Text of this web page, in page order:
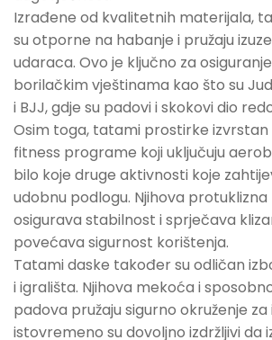
Izrađene od kvalitetnih materijala,
su otporne na habanje i pružaju
udaraca. Ovo je ključno za
borilačkim vještinama kao što su
i BJJ, gdje su padovi i skokovi dio
Osim toga, tatami prostirke izvrstan
fitness programe koji uključuju
bilo koje druge aktivnosti koje
udobnu podlogu. Njihova
osigurava stabilnost i sprječava
povećava sigurnost korištenja.
Tatami daske također su odličan
i igrališta. Njihova mekoća i
padova pružaju sigurno okruženje za
istovremeno su dovoljno izdržljivi da